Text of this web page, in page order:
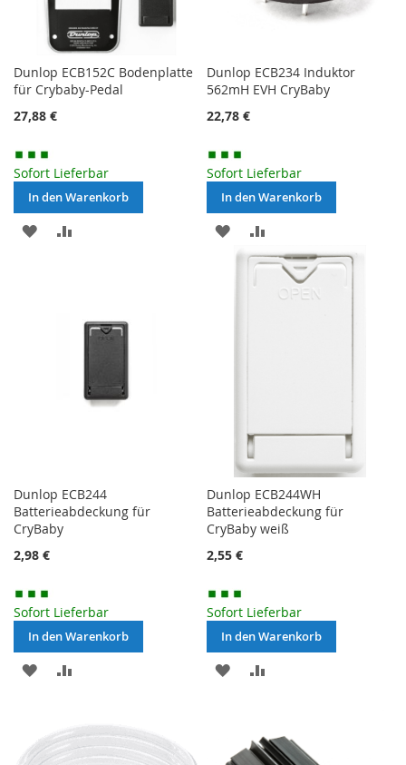
Dunlop ECB152C Bodenplatte
für Crybaby-Pedal
27,88 €
Sofort Lieferbar
In den Warenkorb
MERKEN
Dunlop ECB234 Induktor
562mH EVH CryBaby
22,78 €
Sofort Lieferbar
In den Warenkorb
MERKEN
VERGLEICHSLISTE
HINZUFÜGEN
Dunlop ECB244
Batterieabdeckung für
CryBaby
2,98 €
Sofort Lieferbar
In den Warenkorb
MERKEN
HINZUFÜGEN
Dunlop ECB244WH
Batterieabdeckung für
CryBaby weiß
2,55 €
Sofort Lieferbar
In den Warenkorb
MERKEN